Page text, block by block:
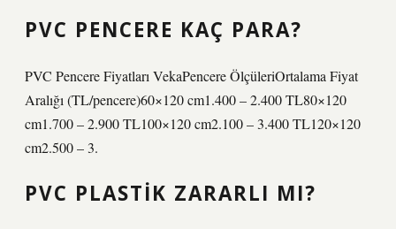
PVC PENCERE KAÇ PARA?
PVC Pencere Fiyatları VekaPencere ÖlçüleriOrtalama Fiyat
Aralığı (TL/pencere)60×120 cm1.400 – 2.400 TL80×120
cm1.700 – 2.900 TL100×120 cm2.100 – 3.400 TL120×120
cm2.500 – 3.
PVC PLASTIK ZARARLI MI?